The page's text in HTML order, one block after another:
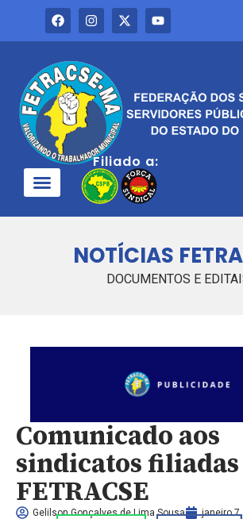
Filiado a:
NOTÍCIAS
DOCUMENTOS E
Comunicado aos
sindicatos filiadas
FETRACSE
Gelilson Gonçalves de Lima Sousa janeiro